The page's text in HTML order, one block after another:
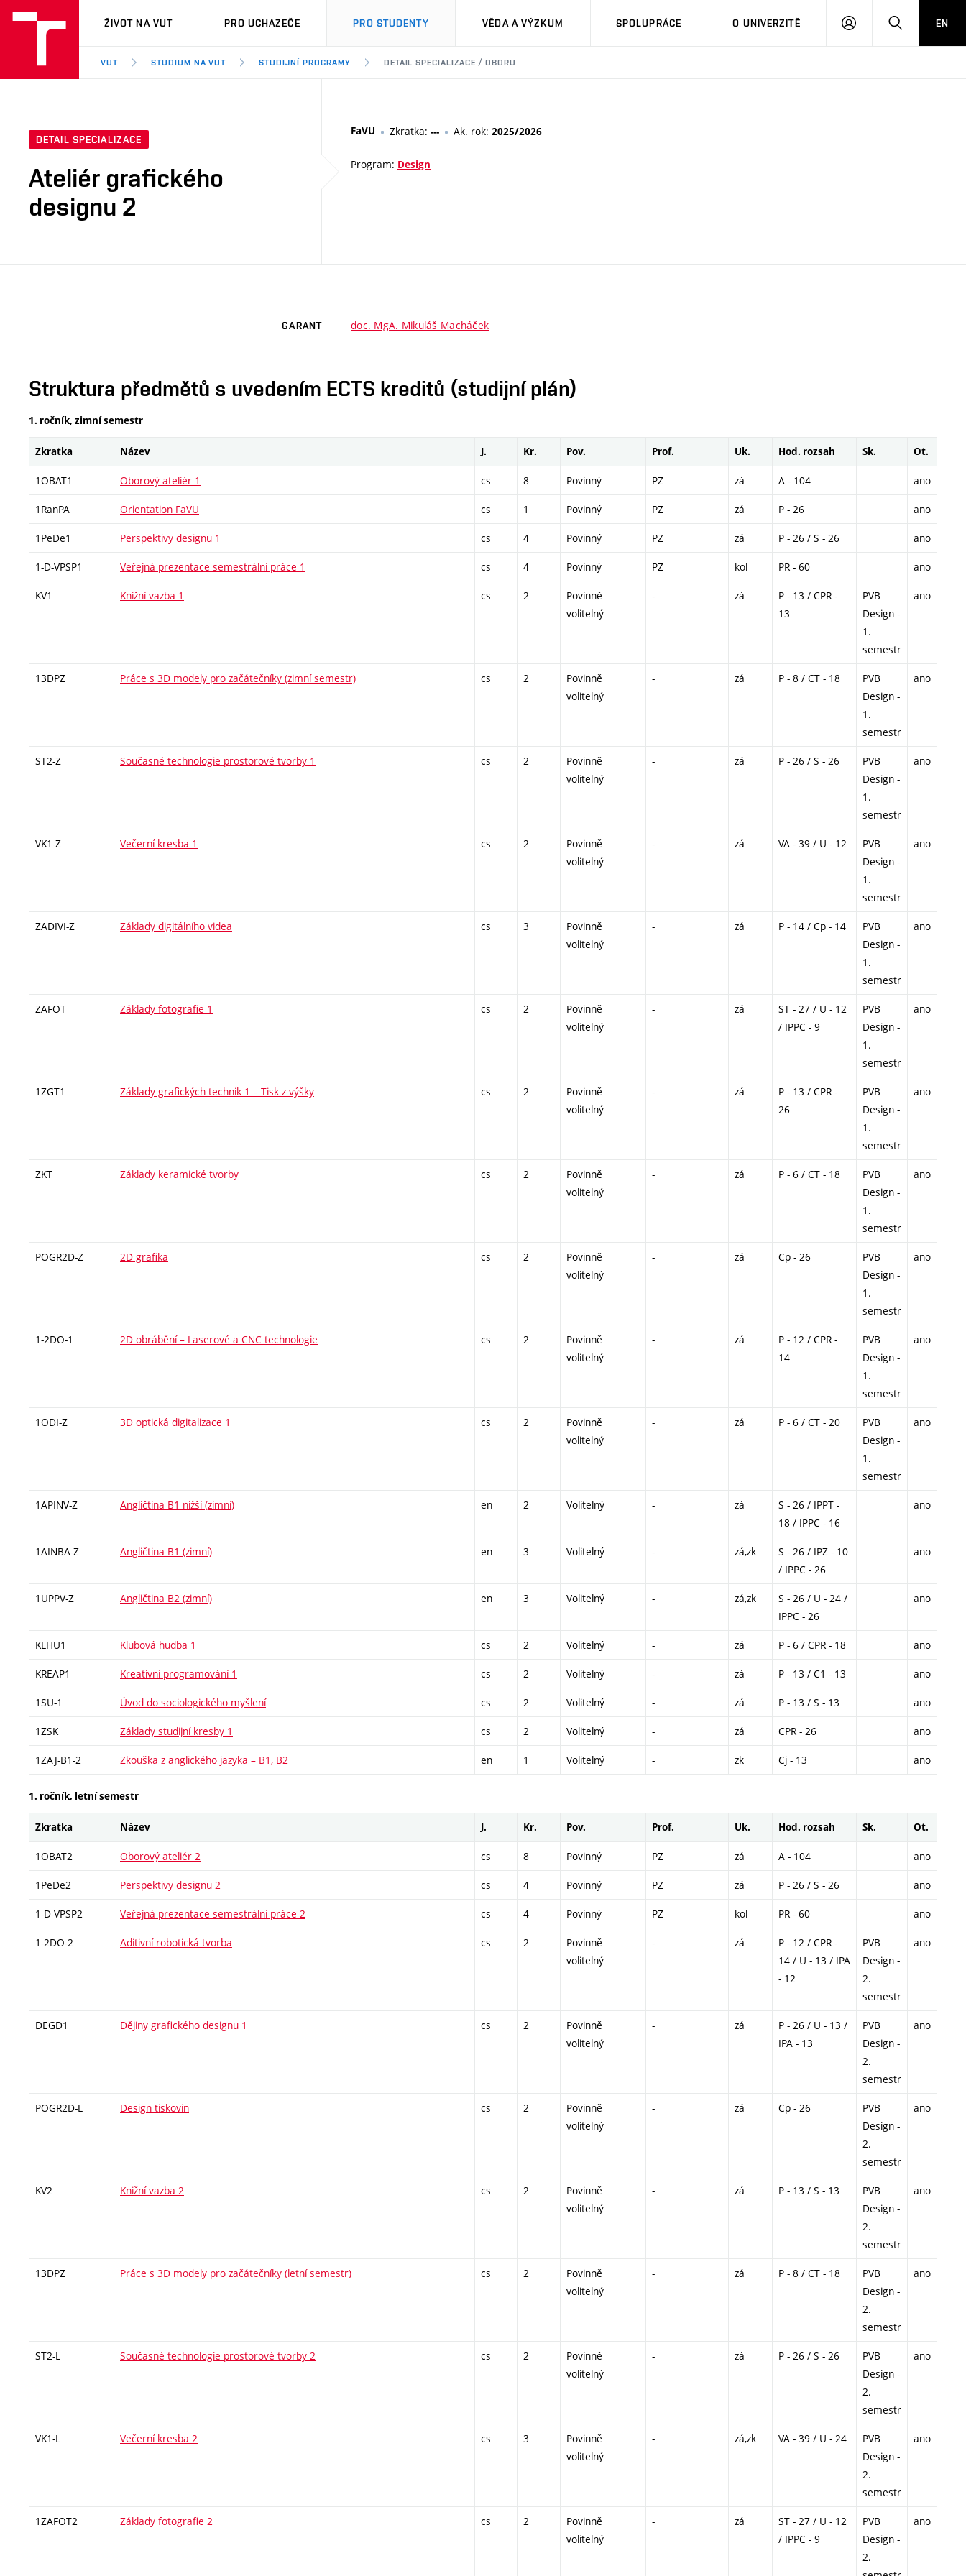
VUT
ŽIVOT NA VUT PRO UCHAZEČE PRO STUDENTY VĚDA A VÝZKUM SPOLUPRÁCE O UNIVERZITĚ
PŘIHLÁSIT HLEDATEN
VUT STUDIUM NA VUT STUDIJNÍ PROGRAMY DETAIL SPECIALIZACE / OBORU
DETAIL SPECIALIZACE
Ateliér grafického
designu 2
FaVU Zkratka: --- Ak. rok: 2025/2026
Program: Design
GARANT doc. MgA. Mikuláš Macháček
Struktura předmětů s uvedením ECTS kreditů (studijní plán)
1. ročník, zimní semestr
Zkratka Název J. Kr. Pov. Prof. Uk. Hod. rozsah Sk. Ot.
1OBAT1 Oborový ateliér 1 cs 8 Povinný PZ zá A - 104 ano
1RanPA Orientation FaVU cs 1 Povinný PZ zá P - 26 ano
1PeDe1 Perspektivy designu 1 cs 4 Povinný PZ zá P - 26 / S - 26 ano
1-D-VPSP1 Veřejná prezentace semestrální práce 1 cs 4 Povinný PZ kol PR - 60 ano
KV1 Knižní vazba 1 cs 2
Povinně
volitelný
- zá
P - 13 / CPR -
13
PVB
Design -
1.
semestr
ano
13DPZ Práce s 3D modely pro začátečníky (zimní semestr) cs 2
Povinně
volitelný
- zá P - 8 / CT - 18
PVB
Design -
1.
semestr
ano
ST2-Z Současné technologie prostorové tvorby 1 cs 2
Povinně
volitelný
- zá P - 26 / S - 26
PVB
Design -
1.
semestr
ano
VK1-Z Večerní kresba 1 cs 2
Povinně
volitelný
- zá VA - 39 / U - 12
PVB
Design -
1.
semestr
ano
ZADIVI-Z Základy digitálního videa cs 3
Povinně
volitelný
- zá P - 14 / Cp - 14
PVB
Design -
1.
semestr
ano
ZAFOT Základy fotografie 1 cs 2
Povinně
volitelný
- zá
ST - 27 / U - 12
/ IPPC - 9
PVB
Design -
1.
semestr
ano
1ZGT1 Základy grafických technik 1 – Tisk z výšky cs 2
Povinně
volitelný
- zá
P - 13 / CPR -
26
PVB
Design -
1.
semestr
ano
ZKT Základy keramické tvorby cs 2
Povinně
volitelný
- zá P - 6 / CT - 18
PVB
Design -
1.
semestr
ano
POGR2D-Z 2D grafika cs 2
Povinně
volitelný
- zá Cp - 26
PVB
Design -
1.
semestr
ano
1-2DO-1 2D obrábění – Laserové a CNC technologie cs 2
Povinně
volitelný
- zá
P - 12 / CPR -
14
PVB
Design -
1.
semestr
ano
1ODI-Z 3D optická digitalizace 1 cs 2
Povinně
volitelný
- zá P - 6 / CT - 20
PVB
Design -
1.
semestr
ano
1APINV-Z Angličtina B1 nižší (zimní) en 2 Volitelný - zá
S - 26 / IPPT -
18 / IPPC - 16
ano
1AINBA-Z Angličtina B1 (zimní) en 3 Volitelný - zá,zk
S - 26 / IPZ - 10
/ IPPC - 26
ano
1UPPV-Z Angličtina B2 (zimní) en 3 Volitelný - zá,zk
S - 26 / U - 24 /
IPPC - 26
ano
KLHU1 Klubová hudba 1 cs 2 Volitelný - zá P - 6 / CPR - 18 ano
KREAP1 Kreativní programování 1 cs 2 Volitelný - zá P - 13 / C1 - 13 ano
1SU-1 Úvod do sociologického myšlení cs 2 Volitelný - zá P - 13 / S - 13 ano
1ZSK Základy studijní kresby 1 cs 2 Volitelný - zá CPR - 26 ano
1ZAJ-B1-2 Zkouška z anglického jazyka – B1, B2 en 1 Volitelný - zk Cj - 13 ano
1. ročník, letní semestr
Zkratka Název J. Kr. Pov. Prof. Uk. Hod. rozsah Sk. Ot.
1OBAT2 Oborový ateliér 2 cs 8 Povinný PZ zá A - 104 ano
1PeDe2 Perspektivy designu 2 cs 4 Povinný PZ zá P - 26 / S - 26 ano
1-D-VPSP2 Veřejná prezentace semestrální práce 2 cs 4 Povinný PZ kol PR - 60 ano
1-2DO-2 Aditivní robotická tvorba cs 2
Povinně
volitelný
- zá
P - 12 / CPR -
14 / U - 13 / IPA
- 12
PVB
Design -
2.
semestr
ano
DEGD1 Dějiny grafického designu 1 cs 2
Povinně
volitelný
- zá
P - 26 / U - 13 /
IPA - 13
PVB
Design -
2.
semestr
ano
POGR2D-L Design tiskovin cs 2
Povinně
volitelný
- zá Cp - 26
PVB
Design -
2.
semestr
ano
KV2 Knižní vazba 2 cs 2
Povinně
volitelný
- zá P - 13 / S - 13
PVB
Design -
2.
semestr
ano
13DPZ Práce s 3D modely pro začátečníky (letní semestr) cs 2
Povinně
volitelný
- zá P - 8 / CT - 18
PVB
Design -
2.
semestr
ano
ST2-L Současné technologie prostorové tvorby 2 cs 2
Povinně
volitelný
- zá P - 26 / S - 26
PVB
Design -
2.
semestr
ano
VK1-L Večerní kresba 2 cs 3
Povinně
volitelný
- zá,zk VA - 39 / U - 24
PVB
Design -
2.
semestr
ano
1ZAFOT2 Základy fotografie 2 cs 2
Povinně
volitelný
- zá
ST - 27 / U - 12
/ IPPC - 9
PVB
Design -
2.
ano